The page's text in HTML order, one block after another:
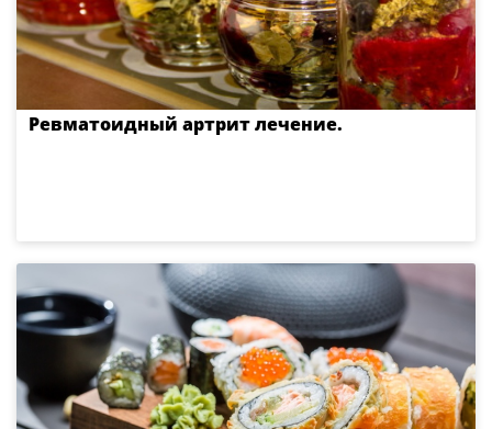
Ревматоидный артрит лечение.